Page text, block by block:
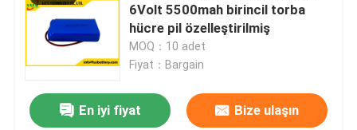
6Volt 5500mah birincil torba
hücre pil özelleştirilmiş
MOQ：10 adet
Fiyat：Bargain
En iyi fiyat Bize ulaşın